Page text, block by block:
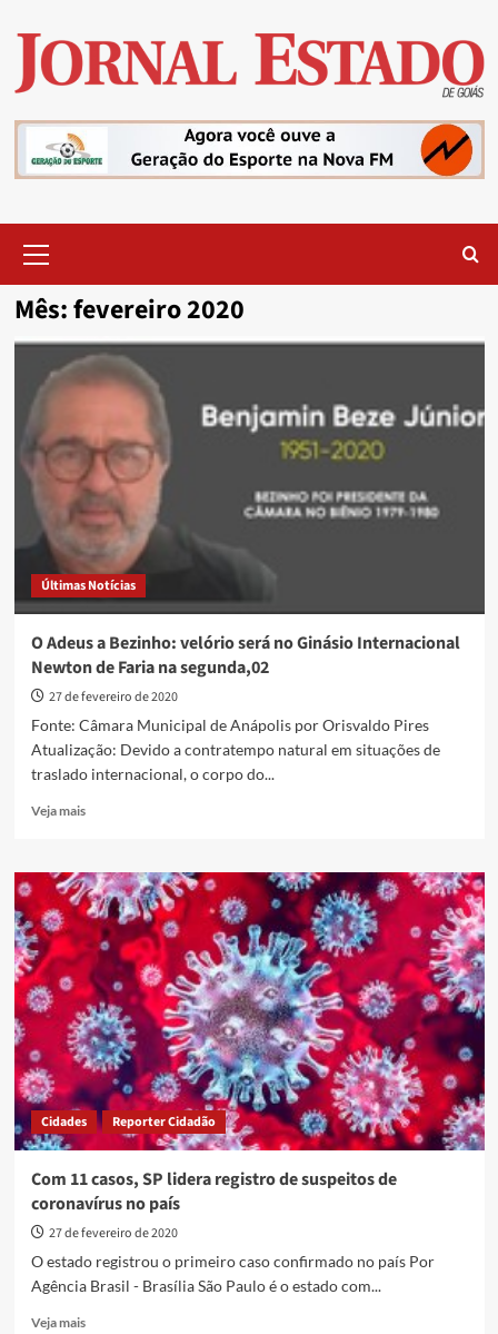
content
Menu
Mês:fevereiro 2020
Últimas Notícias
O Adeus a Bezinho: velório será no Ginásio Internacional
Newton de Faria na segunda,02
27 de fevereiro de 2020
Fonte: Câmara Municipal de Anápolis por Orisvaldo Pires
Atualização: Devido a contratempo natural em situações de
traslado internacional, o corpo do...
Veja maisRead
O
Adeus
a
Bezinho:
velório
será
no
Ginásio
Internacional
Newton
de
Faria
na
segunda,02
Cidades Reporter Cidadão
Com 11 casos, SP lidera registro de suspeitos de
coronavírus no país
27 de fevereiro de 2020
O estado registrou o primeiro caso confirmado no país Por
Agência Brasil - Brasília São Paulo é o estado com...
Veja maisRead